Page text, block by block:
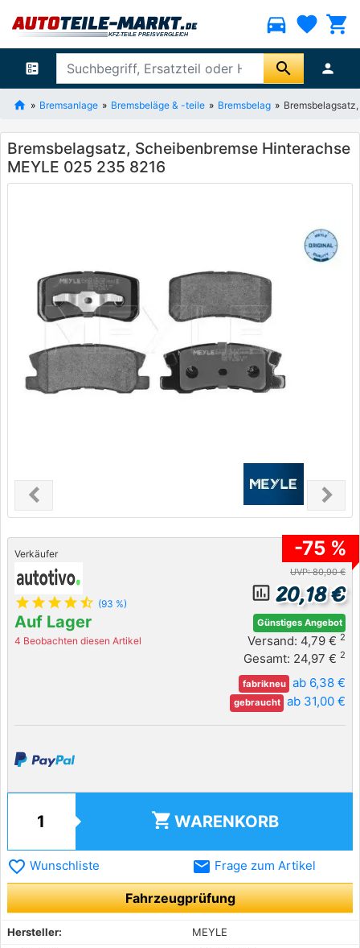
directions_car favorite shopping_cart
ballot search person
Bremsanlage Bremsbeläge & -teile Bremsbelag
Bremsbelagsatz, Scheibenbremse Hinterachse
MEYLE 025 235 8216
chevron_leftPrevious chevron_right
Next
Verkäufer
star star star star star_half (93 %)
Auf Lager
4 Beobachten diesen Artikel
-75 %
UVP: 80,90 €
insert_chart_outlined 20,18 €
Günstiges Angebot
Versand: 4,79 € 2
Gesamt: 24,97 € 2
fabrikneu ab 6,38 €
gebraucht ab 31,00 €
shopping_cart WARENKORB
favorite_border Wunschliste email Frage zum Artikel
Fahrzeugprüfung
Hersteller:
MEYLE